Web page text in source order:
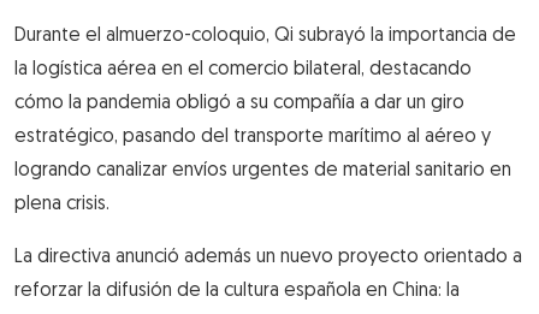
Durante el almuerzo-coloquio, Qi subrayó la importancia de
la logística aérea en el comercio bilateral, destacando
cómo la pandemia obligó a su compañía a dar un giro
estratégico, pasando del transporte marítimo al aéreo y
logrando canalizar envíos urgentes de material sanitario en
plena crisis.
La directiva anunció además un nuevo proyecto orientado a
reforzar la difusión de la cultura española en China: la